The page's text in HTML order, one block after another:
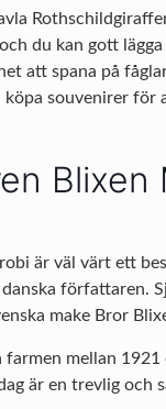
du kan gott
att spana på
köpa souvenirer
är väl värt ett
författaren.
make Bror
farmen mellan
är en trevlig och